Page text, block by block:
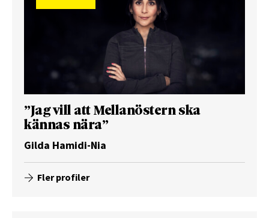
”Jag vill att Mellanöstern ska
kännas nära”
Gilda Hamidi-Nia
Fler profiler